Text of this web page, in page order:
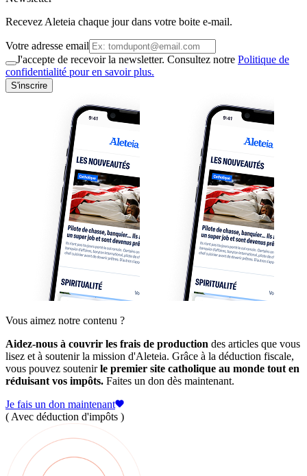
Recevez Aleteia chaque jour dans votre boite e-mail.
Votre adresse email
J'accepte de recevoir la newsletter. Consultez notre Politique de
confidentialité pour en savoir plus.
S'inscrire
Vous aimez notre contenu ?
Aidez-nous à couvrir les frais de production des articles que vous
lisez et à soutenir la mission d'Aleteia. Grâce à la déduction fiscale,
vous pouvez soutenirle premier site catholique au monde tout en
réduisant vos impôts. Faites un don dès maintenant.
Je fais un don maintenant
( Avec déduction d'impôts )